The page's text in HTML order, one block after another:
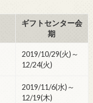
ギフトセンター会
期
2019/10/29(火)～
12/24(火)
2019/11/6(水)～
12/19(木)